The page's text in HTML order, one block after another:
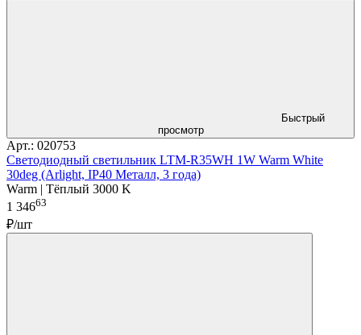
Быстрый
просмотр
Арт.: 020753
Светодиодный светильник LTM-R35WH 1W Warm White
30deg (Arlight, IP40 Металл, 3 года)
Warm | Тёплый 3000 K
1 34663
₽/шт